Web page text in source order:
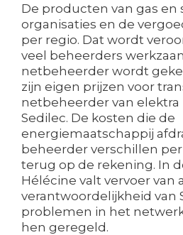
De producten van gas en
organisaties en de
per regio. Dat wordt
veel beheerders
netbeheerder wordt
zijn eigen prijzen voor
netbeheerder van elektra
Sedilec. De kosten die de
energiemaatschappij
beheerder verschillen per
terug op de rekening. In
Hélécine valt vervoer van
verantwoordelijkheid van
problemen in het
hen geregeld.